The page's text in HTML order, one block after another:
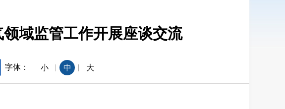
域监管工作开展座谈交流
字体： 小 | 中 | 大